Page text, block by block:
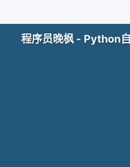
程序员晚枫 - Python